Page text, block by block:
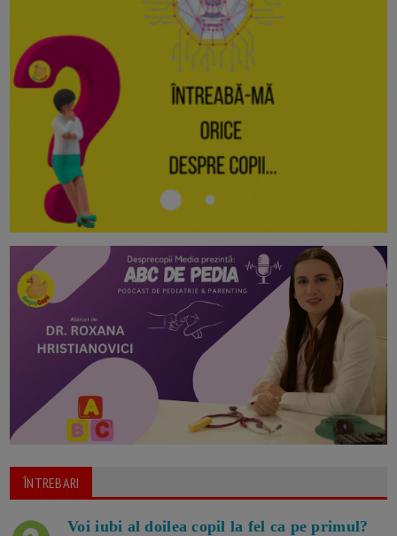
ÎNTREBARI
Voi iubi al doilea copil la fel ca pe primul?